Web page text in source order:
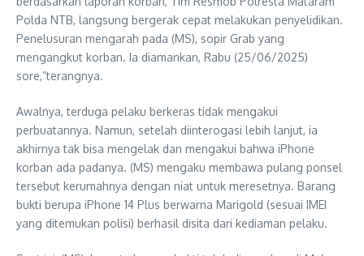
Polda NTB, langsung bergerak cepat melakukan penyelidikan.
Penelusuran mengarah pada (MS), sopir Grab yang
mengangkut korban. Ia diamankan, Rabu (25/06/2025)
sore,”terangnya.
Awalnya, terduga pelaku berkeras tidak mengakui
perbuatannya. Namun, setelah diinterogasi lebih lanjut, ia
akhirnya tak bisa mengelak dan mengakui bahwa iPhone
korban ada padanya. (MS) mengaku membawa pulang ponsel
tersebut kerumahnya dengan niat untuk meresetnya. Barang
bukti berupa iPhone 14 Plus berwarna Marigold (sesuai IMEI
yang ditemukan polisi) berhasil disita dari kediaman pelaku.